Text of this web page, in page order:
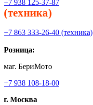
+7 938 125-37-87
(техника)
+7 863 333-26-40 (техника)
Розница:
маг. БериМото
+7 938 108-18-00
г. Москва